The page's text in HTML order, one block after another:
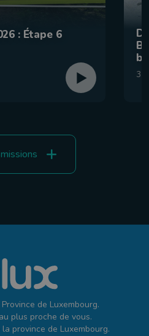
: Étape 6
31
de Luxembourg.
plus proche de vous.
province de Luxembourg.